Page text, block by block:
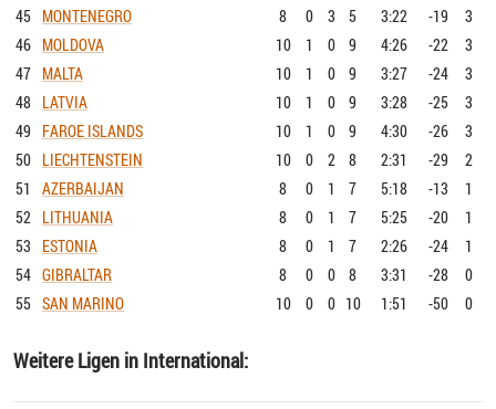
45 MONTENEGRO 8 0 3 5 3:22 -19
3
46 MOLDOVA 10 1 0 9 4:26 -22
3
47 MALTA 10 1 0 9 3:27 -24
3
48 LATVIA 10 1 0 9 3:28 -25
3
49 FAROE ISLANDS 10 1 0 9 4:30 -26
3
50 LIECHTENSTEIN 10 0 2 8 2:31 -29
2
51
AZERBAIJAN 8 0 1 7 5:18 -13
1
52 LITHUANIA 8 0 1 7 5:25 -20
1
53
ESTONIA 8 0 1 7 2:26 -24
1
54 GIBRALTAR 8 0 0 8 3:31 -28
0
55 SAN MARINO 10 0 0 10 1:51 -50 0
Weitere Ligen in International: